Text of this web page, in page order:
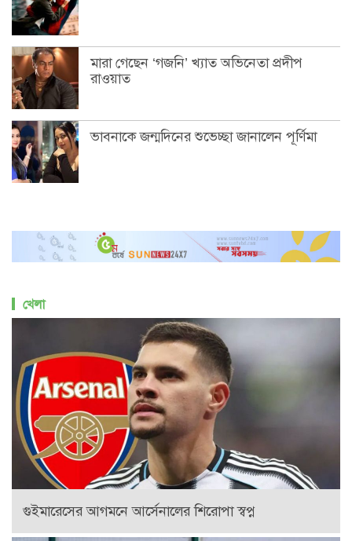
মারা গেছেন ‘গজনি’ খ্যাত অভিনেতা প্রদীপ
রাওয়াত
ভাবনাকে জন্মদিনের শুভেচ্ছা জানালেন পূর্ণিমা
খেলা
গুইমারেসের আগমনে আর্সেনালের শিরোপা স্বপ্ন